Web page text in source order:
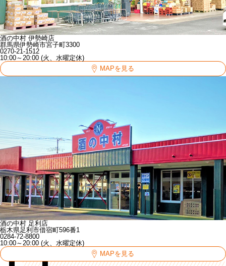
酒の中村 伊勢崎店
群馬県伊勢崎市宮子町3300
0270-21-1512
10:00～20:00 (火、水曜定休)
MAPを見る
酒の中村 足利店
栃木県足利市借宿町596番1
0284-72-8800
10:00～20:00 (火、水曜定休)
MAPを見る